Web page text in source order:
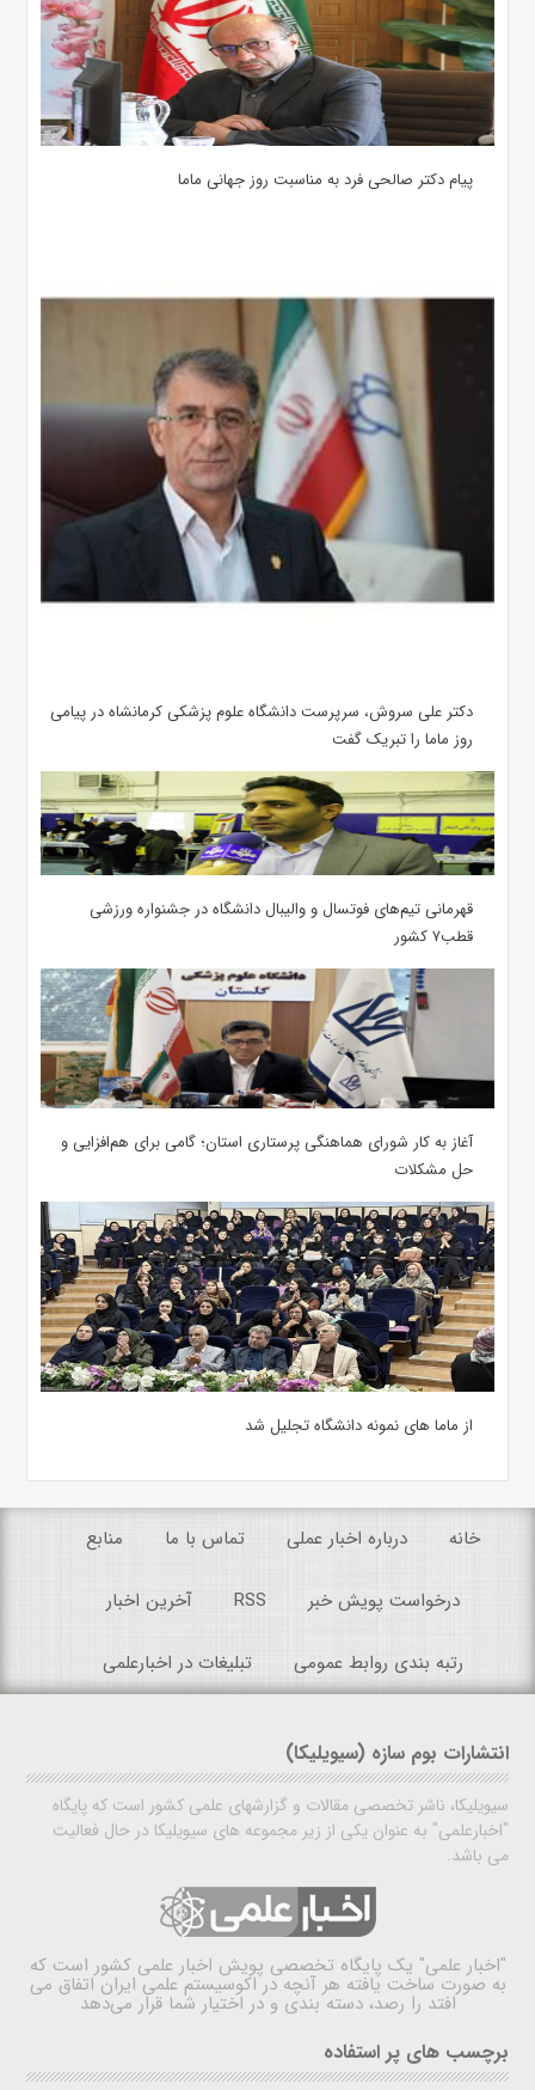
پیام دکتر صالحی فرد به مناسبت روز جهانی ماما
دکتر علی سروش، سرپرست دانشگاه علوم پزشکی کرمانشاه در پیامی
روز ماما را تبریک گفت
قهرمانی تیم‌های فوتسال و والیبال دانشگاه در جشنواره ورزشی
قطب۷ کشور
آغاز به کار شورای هماهنگی پرستاری استان؛ گامی برای هم‌افزایی و
حل مشکلات
از ماما های نمونه دانشگاه تجلیل شد
خانه درباره اخبار عملی تماس با ما منابع
درخواست پویش خبر RSS آخرین اخبار
رتبه بندی روابط عمومی تبلیغات در اخبارعلمی
انتشارات بوم سازه (سیویلیکا)
سیویلیکا، ناشر تخصصی مقالات و گزارشهای علمی کشور است که پایگاه
"اخبارعلمی" به عنوان یکی از زیر مجموعه های سیویلیکا در حال فعالیت
می باشد.
"اخبار علمی" یک پایگاه تخصصی پویش اخبار علمی کشور است که
به صورت ساخت یافته هر آنچه در اکوسیستم علمی ایران اتفاق می
افتد را رصد، دسته بندی و در اختیار شما قرار می‌دهد
برچسب های پر استفاده